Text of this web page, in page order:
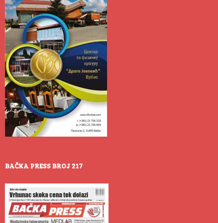
BAČKA PRESS BROJ 217